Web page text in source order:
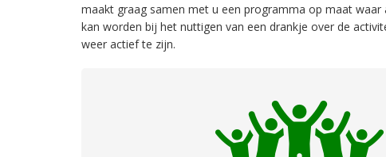
maakt graag samen met u een programma op maat
kan worden bij het nuttigen van een drankje over de
weer actief te zijn.